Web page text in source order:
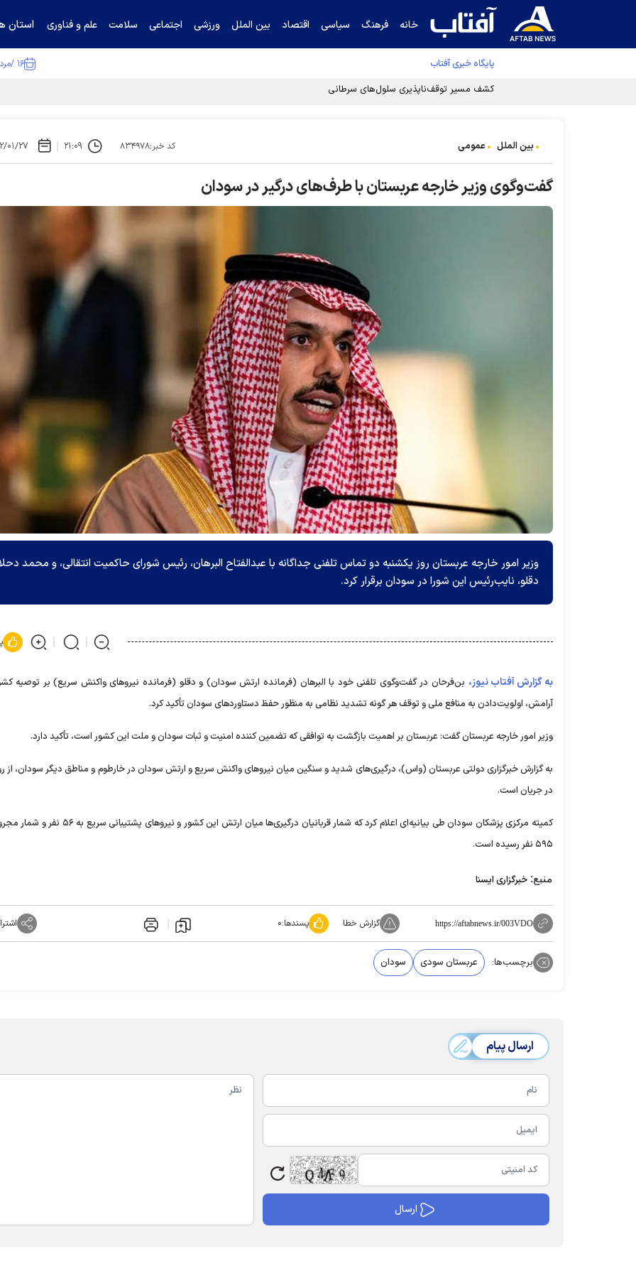
خانه فرهنگ سیاسی اقتصاد بین الملل ورزشی اجتماعی سلامت علم و فناوری استان
پایگاه خبری آفتاب ۱۶ /مرداد /۱۴۰۵
کشف مسیر توقف‌ناپذیری سلول‌های سرطانی
بین الملل عمومی کد خبر:۸۳۴۹۷۸ ۲۱:۰۹ ۱۴۰۲/
گفت‌وگوی وزیر خارجه عربستان با طرف‌های درگیر در سودان
وزیر امور خارجه عربستان روز یکشنبه دو تماس تلفنی جداگانه با عبدالفتاح البرهان، رئیس شورای حاکمیت انتقالی، و محمد
دقلو، نایب‌رئیس این شورا در سودان برقرار کرد.
به گزارش آفتاب نیوز، بن‌فرحان در گفت‌وگوی تلفنی خود با البرهان (فرمانده ارتش سودان) و دقلو (فرمانده نیروهای واکنش سریع) بر توصیه
آرامش، اولویت‌دادن به منافع ملی و توقف هر گونه تشدید نظامی به منظور حفظ دستاوردهای سودان تأکید کرد.
وزیر امور خارجه عربستان گفت: عربستان بر اهمیت بازگشت به توافقی که تضمین کننده امنیت و ثبات سودان و ملت این کشور است، تأکید دارد.
به گزارش خبرگزاری دولتی عربستان (واس)، درگیری‌های شدید و سنگین میان نیروهای واکنش سریع و ارتش سودان در خارطوم و مناطق دیگر سودان، از
در جریان است.
کمیته مرکزی پزشکان سودان طی بیانیه‌ای اعلام کرد که شمار قربانیان درگیری‌ها میان ارتش این کشور
۵۹۵ نفر رسیده است.
منبع: خبرگزاری ایسنا
https://aftabnews.ir/003VDO گزارش خطا پسندها:۰
برچسب‌ها: عربستان سودی سودان
ارسال پیام